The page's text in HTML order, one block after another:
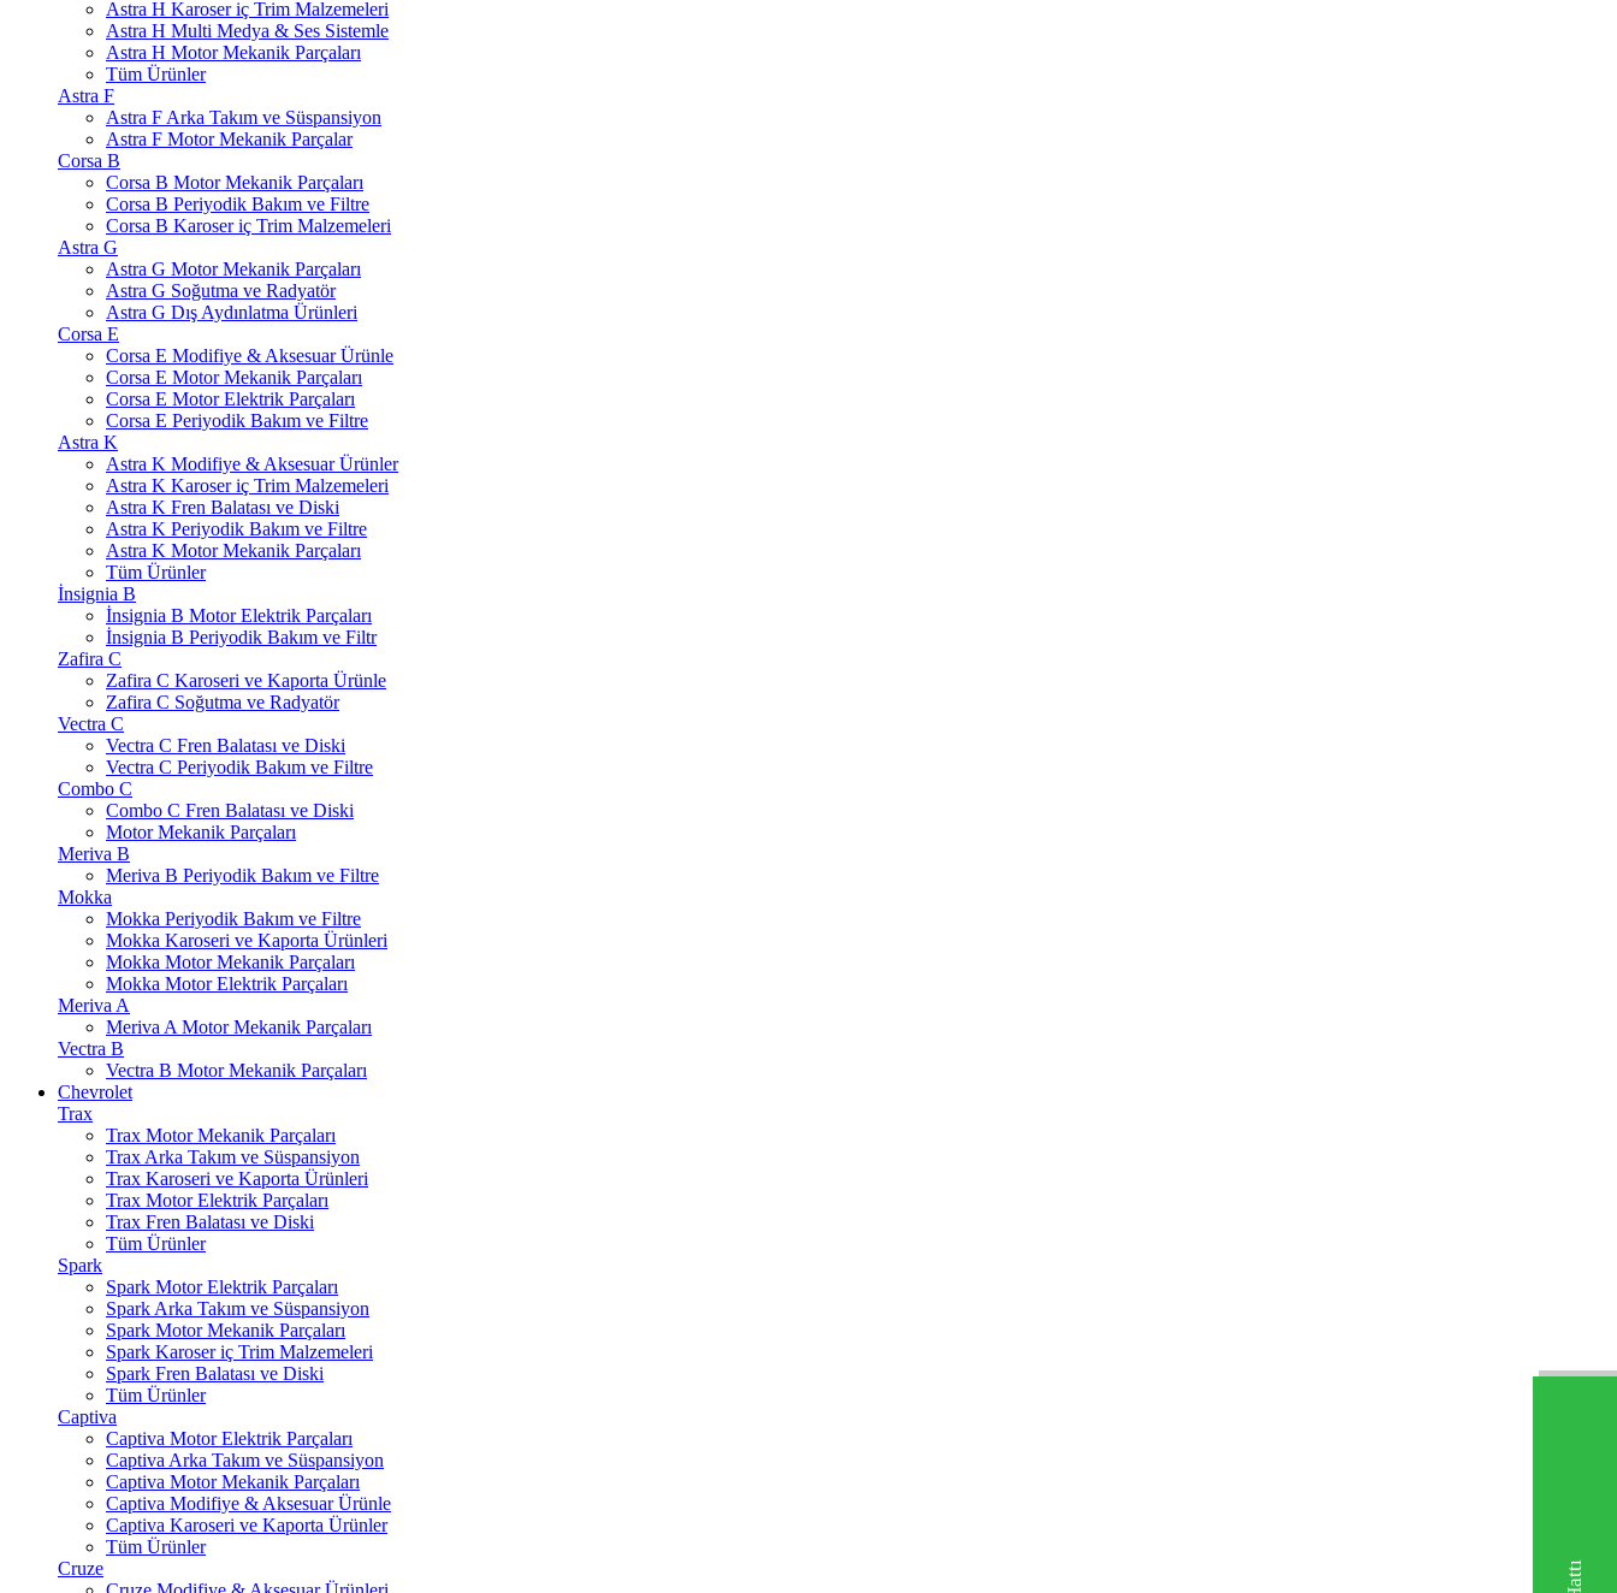
Astra H Karoser iç Trim Malzemeleri
Astra H Multi Medya & Ses Sistemle
Astra H Motor Mekanik Parçaları
Tüm Ürünler
Astra F
Astra F Arka Takım ve Süspansiyon
Astra F Motor Mekanik Parçalar
Corsa B
Corsa B Motor Mekanik Parçaları
Corsa B Periyodik Bakım ve Filtre
Corsa B Karoser iç Trim Malzemeleri
Astra G
Astra G Motor Mekanik Parçaları
Astra G Soğutma ve Radyatör
Astra G Dış Aydınlatma Ürünleri
Corsa E
Corsa E Modifiye & Aksesuar Ürünle
Corsa E Motor Mekanik Parçaları
Corsa E Motor Elektrik Parçaları
Corsa E Periyodik Bakım ve Filtre
Astra K
Astra K Modifiye & Aksesuar Ürünler
Astra K Karoser iç Trim Malzemeleri
Astra K Fren Balatası ve Diski
Astra K Periyodik Bakım ve Filtre
Astra K Motor Mekanik Parçaları
Tüm Ürünler
İnsignia B
İnsignia B Motor Elektrik Parçaları
İnsignia B Periyodik Bakım ve Filtr
Zafira C
Zafira C Karoseri ve Kaporta Ürünle
Zafira C Soğutma ve Radyatör
Vectra C
Vectra C Fren Balatası ve Diski
Vectra C Periyodik Bakım ve Filtre
Combo C
Combo C Fren Balatası ve Diski
Motor Mekanik Parçaları
Meriva B
Meriva B Periyodik Bakım ve Filtre
Mokka
Mokka Periyodik Bakım ve Filtre
Mokka Karoseri ve Kaporta Ürünleri
Mokka Motor Mekanik Parçaları
Mokka Motor Elektrik Parçaları
Meriva A
Meriva A Motor Mekanik Parçaları
Vectra B
Vectra B Motor Mekanik Parçaları
Chevrolet
Trax
Trax Motor Mekanik Parçaları
Trax Arka Takım ve Süspansiyon
Trax Karoseri ve Kaporta Ürünleri
Trax Motor Elektrik Parçaları
Trax Fren Balatası ve Diski
Tüm Ürünler
Spark
Spark Motor Elektrik Parçaları
Spark Arka Takım ve Süspansiyon
Spark Motor Mekanik Parçaları
Spark Karoser iç Trim Malzemeleri
Spark Fren Balatası ve Diski
Tüm Ürünler
Captiva
Captiva Motor Elektrik Parçaları
Captiva Arka Takım ve Süspansiyon
Captiva Motor Mekanik Parçaları
Captiva Modifiye & Aksesuar Ürünle
Captiva Karoseri ve Kaporta Ürünler
Tüm Ürünler
Cruze